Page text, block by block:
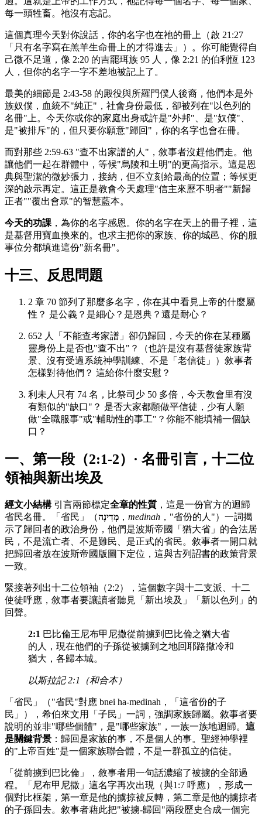
每一頭牲畜。祂沒有忘記。
這個真理今天對你說話，你的名字也在祂的冊上（啟 21:27
「只有名字寫在羔羊生命冊上的才得進去」）。你可能覺得自
己微不足道，像 2:20 的吉罷珥族 95 人，像 2:21 的伯利恆 123
人，但你的名字一字不差地被記上了。
最美的細節是 2:43-58 的殿役與所羅門僕人後裔，他們本是外
族奴僕，血統不"純正"，社會身份最低，卻被列在"以色列的
名冊"上。今天你或你的家庭出身或許是"外邦"、是"奴僕"、
是"被排斥"的，但只要你願意"歸回"，你的名字也會在冊。
而對那些 2:59-63 "查不出家譜的人"，敘事者沒趕他們走。他
讓他們一起在群體中，等候"烏陵和土明"的更高指示。這是恩
典與聖潔的微妙張力，接納，但不立刻給最高的位置；等候更
深的啟示再定。這正是教會今天處理"信主來歷不明者""新歸
正者""覆出會眾"的智慧藍本。
今天的功課 ，為你的名字感恩。你的名字在天上的冊子裡，這
是基督用寶血換來的。也求主把你的家族、你的城邑、你的服
事位分都填進這份"新名冊"。
十三、反思問題
2 章 70 節列了那麼多名字，你在其中看見上帝的什麼屬
性？ 是公義？是細心？是恩典？還是耐心？
652 人「不能查考家譜」卻仍歸回，今天的你在某種屬
靈身份上是否也"查不出"？（也許是沒有基督徒家族背
景、沒有受過系統神學訓練、不是「老信徒」）敘事者
怎樣對待他們？ 這給你什麼安慰？
利未人只有 74 名，比祭司少 50 多倍，今天教會里有沒
有類似的"缺口"？ 是否大家都願做平信徒，少有人願
做"全職服事"或"輔助性的事工"？你能不能填補一個缺
口？
一、第一段（2:1-2）· 名冊引言，十二位
領袖與新出埃及
經文小結構引言兩節標定全章的性質 ，這是一份官方的迴歸
省民名冊。「省民」（מְדִינָה ， medinah ，"省份的人"）一詞揭
示了歸回者的政治身份，他們是波斯帝國「猶大省」的合法居
民，不是流亡者、不是難民、是正式的省民。敘事者一開口就
把歸回者放在波斯帝國版圖下定位，這與古列詔書的政策背景
一致。
緊接著列出十二位領袖（2:2），這個數字與十二支派、十二
使徒呼應，敘事者要讓讀者聽見「新出埃及」「新以色列」的
回聲。
2:1 巴比倫王尼布甲尼撒從前擄到巴比倫之猶大省
的人，現在他們的子孫從被擄到之地回耶路撒冷和
猶大，各歸本城。
以斯拉記 2:1（和合本）
「省民」（"省民"對應 bnei ha-medinah，「這省份的子
民」），希伯來文用「子民」一詞，強調家族歸屬。敘事者要
說明的並非"哪些個體"，是"哪些家族"，一族一族地迴歸。 這
是關鍵背景 ：歸回是家族的事，不是個人的事。聖經神學裡
的"上帝百姓"是一個家族聯合體，不是一群孤立的信徒。
「從前擄到巴比倫」，敘事者用一句話濃縮了被擄的全部過
程。「尼布甲尼撒」這名字再次出現（與1:7 呼應），形成一
個對比框架，第一章是他的擄掠被反轉，第二章是他的擄掠者
的子孫回去。敘事者藉此把"被擄-歸回"兩段歷史合成一個完